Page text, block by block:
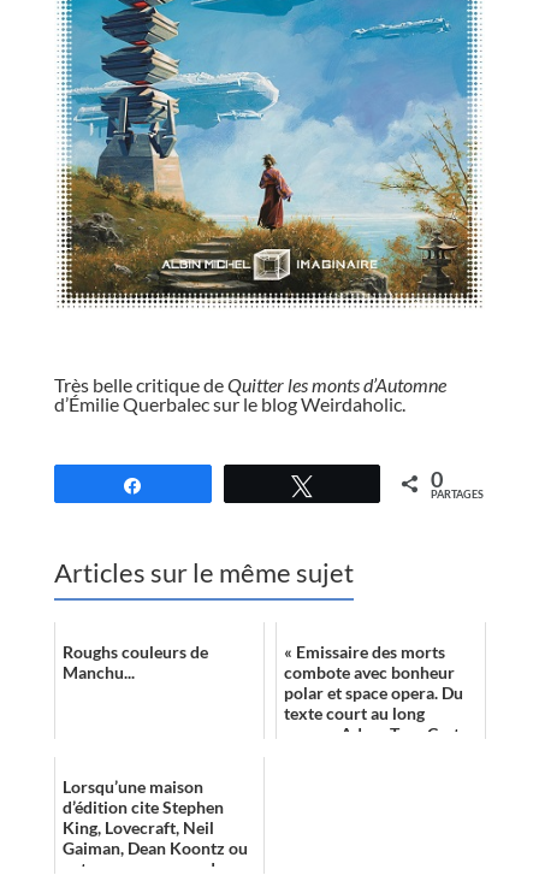
Très belle critique deQuitter les monts d’Automne
d’Émilie Querbalec sur le blog Weirdaholic.
0
PARTAGES
Articles sur le même sujet
Roughs couleurs de
Manchu...
« Emissaire des morts
combote avec bonheur
polar et space opera. Du
texte court au long
roman, Adam-Troy Castro
Lorsqu’une maison
d’édition cite Stephen
King, Lovecraft, Neil
Gaiman, Dean Koontz ou
autres comme grandes